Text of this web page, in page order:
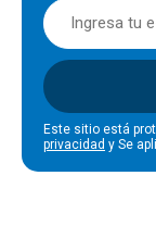
Este sitio está
privacidad y Se